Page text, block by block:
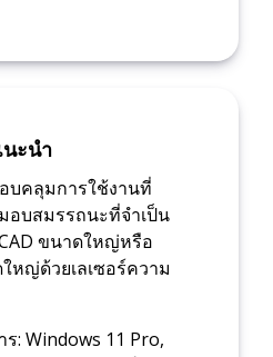
ะนำ
บคลุมการใช้งานที่
อบสมรรถนะที่จำเป็น
ขนาดใหญ่หรือ
ญ่ด้วยเลเซอร์ความ
: Windows 11 Pro,